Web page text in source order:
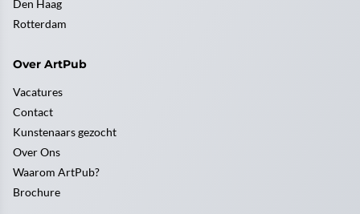
Den Haag
Rotterdam
Over ArtPub
Vacatures
Contact
Kunstenaars gezocht
Over Ons
Waarom ArtPub?
Brochure